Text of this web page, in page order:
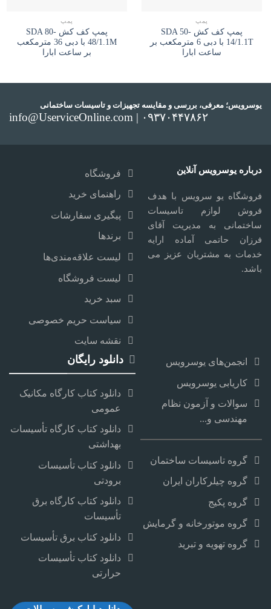
پمپ
پمپ کف کش SDA 50-
14/1.1T با دبی 6 مترمکعب بر
ساعت ابارا
پمپ
پمپ کف کش SDA 80-
48/1.1M با دبی 36 مترمکعب
بر ساعت ابارا
یوسرویس؛ معرفی، بررسی و مقایسه تجهیزات و تاسیسات ساختمانی
info@UserviceOnline.com | ۰۹۳۷۰۴۴۷۸۶۲
درباره یوسرویس آنلاین
فروشگاه یو سرویس با هدف
فروش لوازم تاسیسات
ساختمانی به مدیریت آقای
فرزان حاتمی آماده ارایه
خدمات به مشتریان عزیز می
باشد.
فروشگاه
راهنمای خرید
پیگیری سفارشات
برندها
لیست علاقه‌مندی‌ها
لیست فروشگاه
سبد خرید
سیاست حریم خصوصی
نقشه سایت
انجمن‌های یوسرویس
کاریابی یوسرویس
سوالات و آزمون نظام
مهندسی و...
گروه تاسیسات ساختمان
گروه چیلرکاران ایران
گروه پکیج
گروه موتورخانه و گرمایش
گروه تهویه و تبرید
دانلود رایگان
دانلود کتاب کارگاه مکانیک
عمومی
دانلود کتاب کارگاه تأسیسات
بهداشتی
دانلود کتاب تأسیسات
برودتی
دانلود کتاب کارگاه برق
تأسیسات
دانلود کتاب برق تأسیسات
دانلود کتاب تأسیسات
حرارتی